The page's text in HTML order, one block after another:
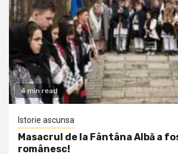
4 min read
Istorie ascunsa
Masacrul de la Fântâna Albă a
românesc!